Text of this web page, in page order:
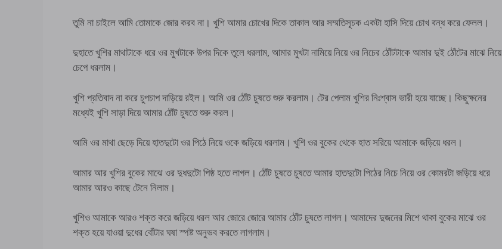
তুমি না চাইলে আমি তোমাকে জোর করব না। খুশি আমার চোখের দিকে তাকাল আর সম্মতিসূচক একটা হাসি দিয়ে চোখ বন্ধ করে ফেলল।
দুহাতে খুশির মাথাটাকে ধরে ওর মুখটাকে উপর দিকে তুলে ধরলাম, আমার মুখটা নামিয়ে নিয়ে ওর নিচের ঠোঁটটাকে আমার দুই ঠোঁটের মাঝে নিয়ে
চেপে ধরলাম।
খুশি প্রতিবাদ না করে চুপচাপ দাড়িয়ে রইল। আমি ওর ঠোঁট চুষতে শুরু করলাম। টের পেলাম খুশির নিঃশ্বাস ভারী হয়ে যাচ্ছে। কিছুক্ষনের
মধ্যেই খুশি সাড়া দিয়ে আমার ঠোঁট চুষতে শুরু করল।
আমি ওর মাথা ছেড়ে দিয়ে হাতদুটো ওর পিঠে নিয়ে ওকে জড়িয়ে ধরলাম। খুশি ওর বুকের থেকে হাত সরিয়ে আমাকে জড়িয়ে ধরল।
আমার আর খুশির বুকের মাঝে ওর দুধদুটো পিষ্ঠ হতে লাগল। ঠোঁট চুষতে চুষতে আমার হাতদুটো পিঠের নিচে নিয়ে ওর কোমরটা জড়িয়ে ধরে
আমার আরও কাছে টেনে নিলাম।
খুশিও আমাকে আরও শক্ত করে জড়িয়ে ধরল আর জোরে জোরে আমার ঠোঁট চুষতে লাগল। আমাদের দুজনের মিশে থাকা বুকের মাঝে ওর
শক্ত হয়ে যাওয়া দুধের বোঁটার ঘষা স্পষ্ট অনুভব করতে লাগলাম।